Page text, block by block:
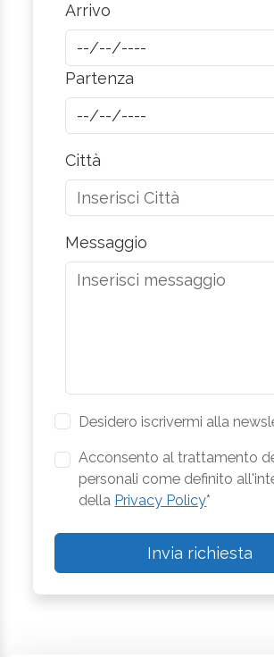
Arrivo
Partenza
Città
Messaggio
Desidero iscrivermi alla
Acconsento al trattamento
personali come definito
della Privacy Policy*
Invia richiesta